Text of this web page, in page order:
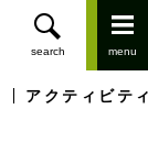
アクティビテ